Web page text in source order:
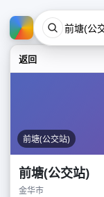
返回
前塘(公交站)
前塘(公交站)
金华市